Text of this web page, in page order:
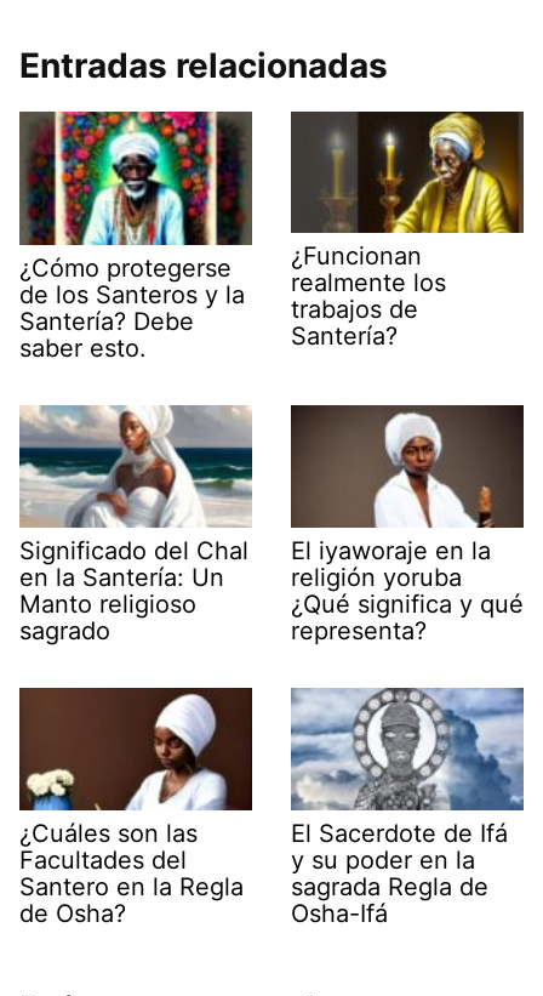
Entradas relacionadas
¿Cómo protegerse
de los Santeros y la
Santería? Debe
saber esto.
¿Funcionan
realmente los
trabajos de
Santería?
Significado del Chal
en la Santería: Un
Manto religioso
sagrado
El iyaworaje en la
religión yoruba
¿Qué significa y qué
representa?
¿Cuáles son las
Facultades del
Santero en la Regla
de Osha?
El Sacerdote de Ifá
y su poder en la
sagrada Regla de
Osha-Ifá